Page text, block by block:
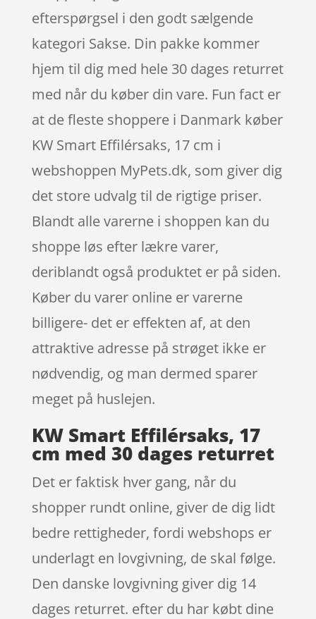
efterspørgsel i den godt sælgende
kategori Sakse. Din pakke kommer
hjem til dig med hele 30 dages returret
med når du køber din vare. Fun fact er
at de fleste shoppere i Danmark køber
KW Smart Effilérsaks, 17 cm i
webshoppen MyPets.dk, som giver dig
det store udvalg til de rigtige priser.
Blandt alle varerne i shoppen kan du
shoppe løs efter lækre varer,
deriblandt også produktet er på siden.
Køber du varer online er varerne
billigere- det er effekten af, at den
attraktive adresse på strøget ikke er
nødvendig, og man dermed sparer
meget på huslejen.
KW Smart Effilérsaks, 17
cm med 30 dages returret
Det er faktisk hver gang, når du
shopper rundt online, giver de dig lidt
bedre rettigheder, fordi webshops er
underlagt en lovgivning, de skal følge.
Den danske lovgivning giver dig 14
dages returret. efter du har købt dine